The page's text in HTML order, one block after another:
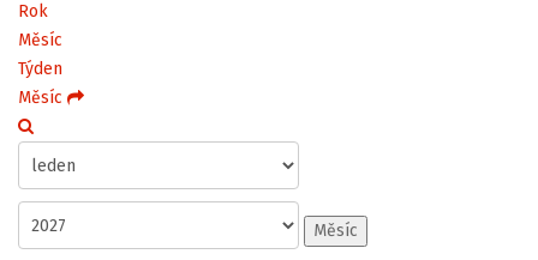
Rok
Měsíc
Týden
Měsíc
Měsíc